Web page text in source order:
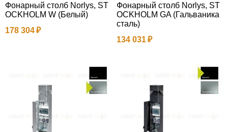
Фонарный столб Norlys, ST
OCKHOLM W (Белый)
178 304
Фонарный столб Norlys, ST
OCKHOLM GA (Гальваника
сталь)
134 031